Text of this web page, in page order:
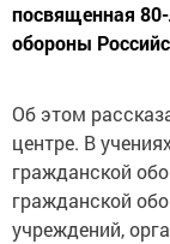
посвященная
обороны
Об этом
центре. В
гражданской
гражданской
учреждений,